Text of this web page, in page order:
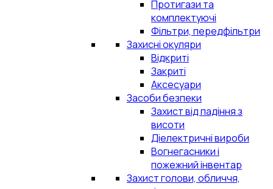
Протигази та
комплектуючі
Фільтри, передфільтри
Захисні окуляри
Відкриті
Закриті
Аксесуари
Засоби безпеки
Захист від падіння з
висоти
Діелектричні вироби
Вогнегасники і
пожежний інвентар
Захист голови, обличчя,